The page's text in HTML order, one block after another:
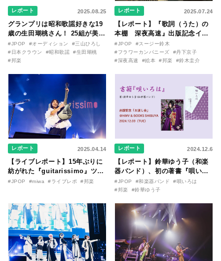
レポート 2025.08.25
グランプリは昭和歌謡好きな19
歳の生田瑚桃さん！ 25組が美声
を競った『2025年 日本クラウン
新人歌手 オーディション』決勝
大会レポート！
#JPOP #オーディション
#三山ひろし
#日本クラウン
#昭和歌謡
#生田瑚桃
#邦楽
レポート 2025.07.24
【レポート】『歌詞（うた）の
本棚 深夜高速』出版記念イベ
ントが開催！ フラカン鈴木圭
介、丹下京子（作画）、スージ
ー鈴木（司会）で作品の内幕を
#JPOP
#スージー鈴木
#フラワーカンパニーズ
#丹下京子
#深夜高速
#絵本 #邦楽 #鈴木圭介
レポート 2025.04.14
【ライブレポート】15年ぶりに
紡がれた『guitarissimo』ツア
ー。miwa・祝福の一夜をレポー
#JPOP #miwa #ライブレポ #邦楽
レポート 2024.12.6
【レポート】鈴華ゆう子（和楽
器バンド）、初の著書『唄いろ
は』出版記念イベントが開催！
サイン本のお渡し会で約200人
#JPOP #和楽器バンド
#唄いろは
#邦楽
#鈴華ゆう子